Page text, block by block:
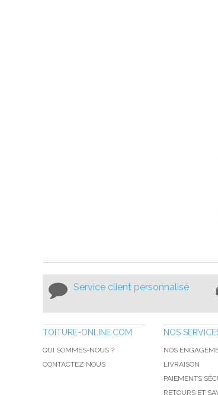
Service client personnalisé
TOITURE-ONLINE.COM
QUI SOMMES-NOUS ?
CONTACTEZ NOUS
NOS
NOS
LIVRAISON
PAIEMENTS
RETOURS ET